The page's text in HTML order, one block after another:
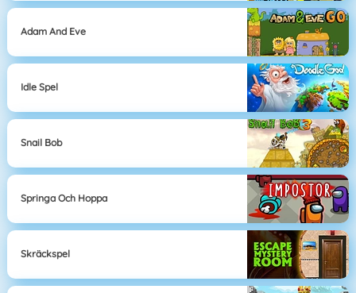
Adam And Eve
Idle Spel
Snail Bob
Springa Och Hoppa
Skräckspel